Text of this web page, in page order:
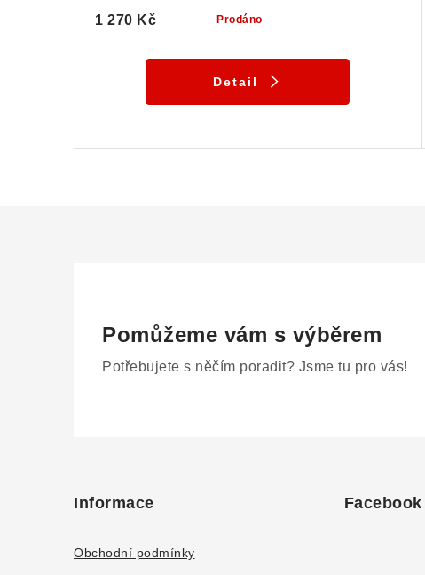
Prodáno
1 270 Kč
Detail
Pomůžeme vám s výběrem
Potřebujete s něčím poradit? Jsme tu pro vás!
Informace
Obchodní podmínky
Facebook